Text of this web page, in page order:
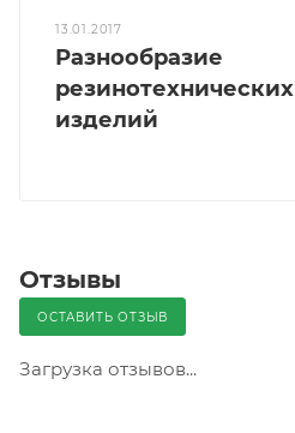
13.01.2017
Разнообразие
резинотехнических
изделий
Отзывы
ОСТАВИТЬ ОТЗЫВ
Загрузка отзывов...